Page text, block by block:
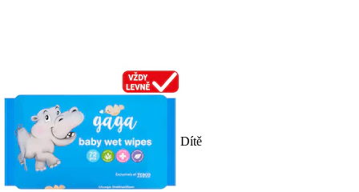
Dítě